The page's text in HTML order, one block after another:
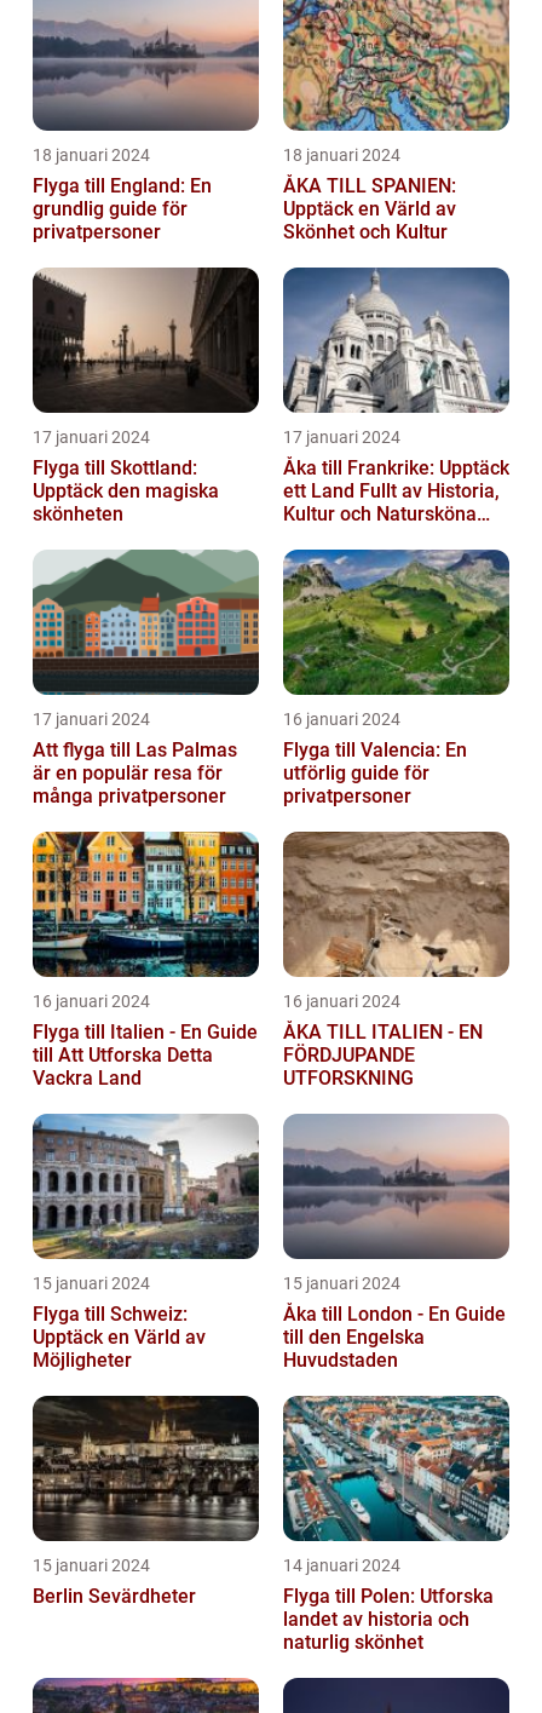
18 januari 2024
Flyga till England: En
grundlig guide för
privatpersoner
18 januari 2024
ÅKA TILL SPANIEN:
Upptäck en Värld av
Skönhet och Kultur
17 januari 2024
Flyga till Skottland:
Upptäck den magiska
skönheten
17 januari 2024
Åka till Frankrike: Upptäck
ett Land Fullt av Historia,
Kultur och Natursköna
17 januari 2024
Att flyga till Las Palmas
är en populär resa för
många privatpersoner
16 januari 2024
Flyga till Valencia: En
utförlig guide för
privatpersoner
16 januari 2024
Flyga till Italien - En Guide
till Att Utforska Detta
Vackra Land
16 januari 2024
ÅKA TILL ITALIEN - EN
FÖRDJUPANDE
UTFORSKNING
15 januari 2024
Flyga till Schweiz:
Upptäck en Värld av
Möjligheter
15 januari 2024
Åka till London - En Guide
till den Engelska
Huvudstaden
15 januari 2024
Berlin Sevärdheter
14 januari 2024
Flyga till Polen: Utforska
landet av historia och
naturlig skönhet